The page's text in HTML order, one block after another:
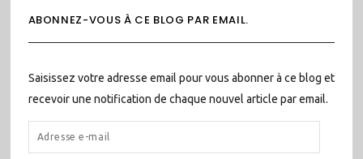
ABONNEZ-VOUS À CE BLOG PAR EMAIL.
Saisissez votre adresse email pour vous abonner à ce blog et
recevoir une notification de chaque nouvel article par email.
ADRESSE
E-